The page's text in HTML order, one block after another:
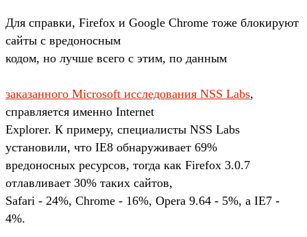
Для справки, Firefox и Google Chrome тоже блокируют
сайты с вредоносным
кодом, но лучше всего с этим, по данным
заказанного Microsoft исследования NSS Labs,
справляется именно Internet
Explorer. К примеру, специалисты NSS Labs
установили, что IE8 обнаруживает 69%
вредоносных ресурсов, тогда как Firefox 3.0.7
отлавливает 30% таких сайтов,
Safari - 24%, Chrome - 16%, Opera 9.64 - 5%, а IE7 -
4%.